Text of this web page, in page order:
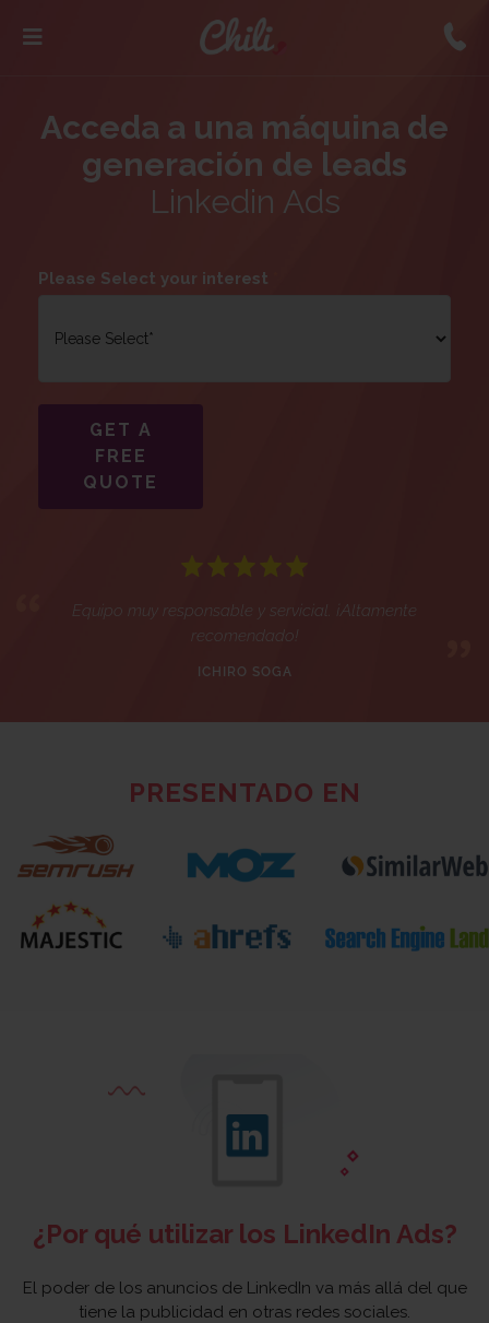
Acceda a una máquina de
generación de leads
Linkedin Ads
Please Select your interest
GET A
FREE
QUOTE
Equipo muy responsable y servicial. ¡Altamente
recomendado!
ICHIRO SOGA
PRESENTADO EN
¿Por qué utilizar los LinkedIn Ads?
El poder de los anuncios de LinkedIn va más allá del que
tiene la publicidad en otras redes sociales.